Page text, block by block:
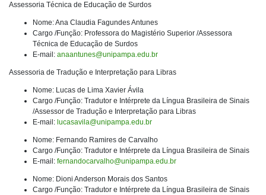
Assessoria Técnica de Educação de Surdos
Nome: Ana Claudia Fagundes Antunes
Cargo /Função: Professora do Magistério Superior /Assessora
Técnica de Educação de Surdos
E-mail: anaantunes@unipampa.edu.br
Assessoria de Tradução e Interpretação para Libras
Nome: Lucas de Lima Xavier Ávila
Cargo /Função: Tradutor e Intérprete da Língua Brasileira de Sinais
/Assessor de Tradução e Interpretação para Libras
E-mail: lucasavila@unipampa.edu.br
Nome: Fernando Ramires de Carvalho
Cargo /Função: Tradutor e Intérprete da Língua Brasileira de Sinais
E-mail: fernandocarvalho@unipampa.edu.br
Nome: Dioni Anderson Morais dos Santos
Cargo /Função: Tradutor e Intérprete da Língua Brasileira de Sinais